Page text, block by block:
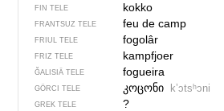
FIN TELE kokko
FRANTSUZ TELE feu de camp
FRIUL TELE fogolâr
FRIZ TELE kampfjoer
ĞALISIÄ TELE fogueira
GÖRCI TELE კოცონი kʼɔtsʰɔni
GREK TELE ?